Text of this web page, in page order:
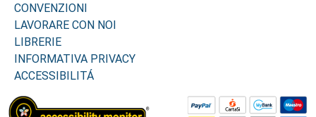
CONVENZIONI
LAVORARE CON NOI
LIBRERIE
INFORMATIVA PRIVACY
ACCESSIBILITÁ